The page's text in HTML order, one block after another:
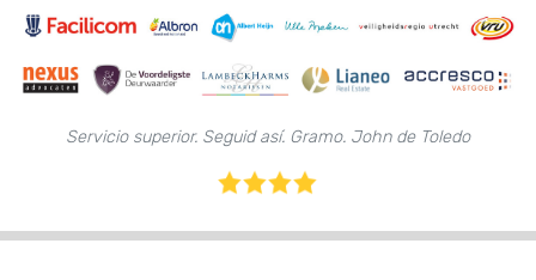
Servicio superior. Seguid así. Gramo. John de Toledo